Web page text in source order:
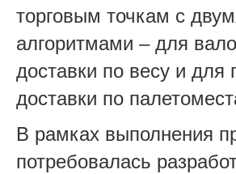
торговым точкам с
алгоритмами – для
доставки по весу и для
доставки по
В рамках выполнения
потребовалась